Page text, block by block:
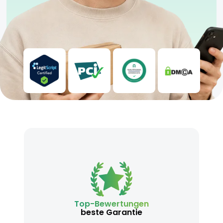
direktem Sonnenlicht geschützt aufbewahren
Nicht für Anfänger geeignet aufgrund der
Keine Maschinen bedienen oder Auto fahren
nach dem Konsum
Außerhalb der Reichweite von Kindern und
Haustieren aufbewahren
Vor Anwendung während der Schwangerschaft
oder bei Medikamenteneinnahme einen Arzt
Top-Bewertungen
beste Garantie